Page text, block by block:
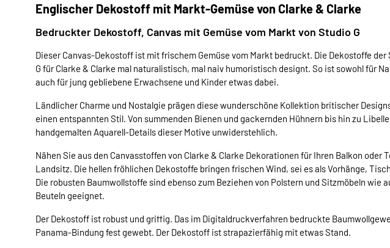
Englischer Dekostoff mit Markt-Gemüse von Clarke & Clarke
Bedruckter Dekostoff, Canvas mit Gemüse vom Markt von Studio G
Dieser Canvas-Dekostoff ist mit frischem Gemüse vom Markt bedruckt. Die Dekostoffe
G für Clarke & Clarke mal naturalistisch, mal naiv humoristisch designt. So ist sowohl für
auch für jung gebliebene Erwachsene und Kinder etwas dabei.
Ländlicher Charme und Nostalgie prägen diese wunderschöne Kollektion britischer
einen entspannten Stil. Von summenden Bienen und gackernden Hühnern bis hin zu
handgemalten Aquarell-Details dieser Motive unwiderstehlich.
Nähen Sie aus den Canvasstoffen von Clarke & Clarke Dekorationen für Ihren Balkon oder
Landsitz. Die hellen fröhlichen Dekostoffe bringen frischen Wind, sei es als Vorhänge,
Die robusten Baumwollstoffe sind ebenso zum Beziehen von Polstern und Sitzmöbeln wie
Beuteln geeignet.
Der Dekostoff ist robust und griffig. Das im Digitaldruckverfahren bedruckte
Panama-Bindung fest gewebt. Der Dekostoff ist strapazierfähig mit etwas Stand.